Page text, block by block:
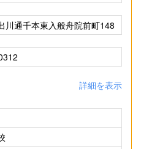
川通千本東入般舟院前町148
詳細を表示